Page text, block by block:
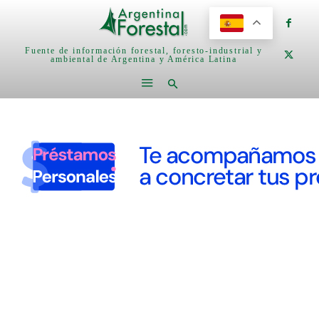
Fuente de información forestal, foresto-industrial y
ambiental de Argentina y América Latina